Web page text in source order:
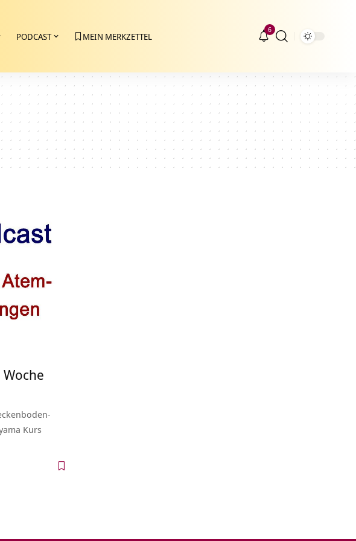
PODCAST MEIN MERKZETTEL
6
Kurs